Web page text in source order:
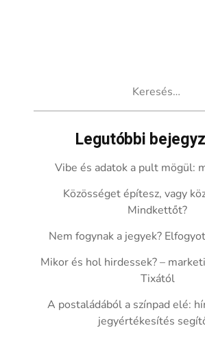
Legutóbbi
Vibe és adatok a pult mögül:
Közösséget építesz, vagy
Mindkettőt?
Nem fogynak a jegyek?
Mikor és hol hirdessek? –
Tixától
A postaládából a színpad elé:
jegyértékesítés